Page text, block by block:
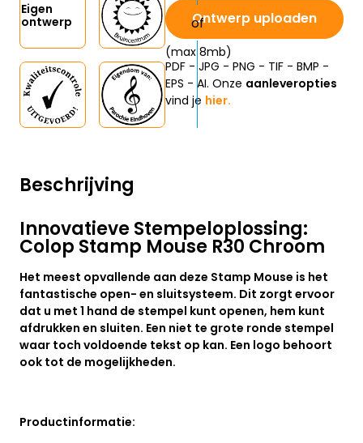
Beschrijving
Innovatieve Stempeloplossing:
Colop Stamp Mouse R30 Chroom
Het meest opvallende aan deze Stamp Mouse is het
fantastische open- en sluitsysteem. Dit zorgt ervoor
dat u met 1 hand de stempel kunt openen, hem kunt
afdrukken en sluiten. Een niet te grote ronde stempel
waar toch voldoende tekst op kan. Een logo behoort
ook tot de mogelijkheden.
Productinformatie:
Eigen
ontwerp
Ontwerp uploaden
(max 8mb)
PDF - JPG - PNG - TIF - BMP -
EPS - AI. Onze aanleveropties
vind je hier.